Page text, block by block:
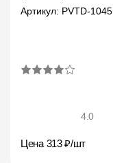
Артикул: PVTD-1045
4.0
Цена 313 ₽/шт